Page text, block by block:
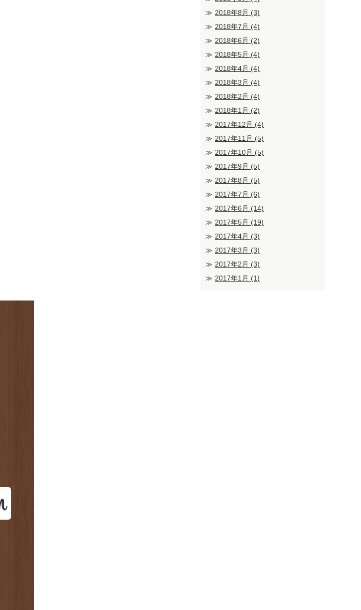
2018年8月 (3)
2018年7月 (4)
2018年6月 (2)
2018年5月 (4)
2018年4月 (4)
2018年3月 (4)
2018年2月 (4)
2018年1月 (2)
2017年12月 (4)
2017年11月 (5)
2017年10月 (5)
2017年9月 (5)
2017年8月 (5)
2017年7月 (6)
2017年6月 (14)
2017年5月 (19)
2017年4月 (3)
2017年3月 (3)
2017年2月 (3)
2017年1月 (1)